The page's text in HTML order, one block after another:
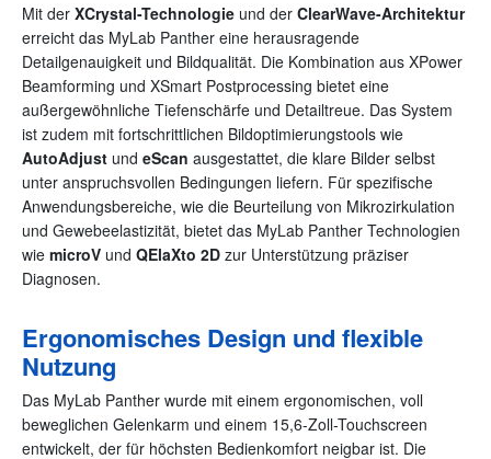
Mit der XCrystal-Technologie und der ClearWave-Architektur
erreicht das MyLab Panther eine herausragende
Detailgenauigkeit und Bildqualität. Die Kombination aus XPower
Beamforming und XSmart Postprocessing bietet eine
außergewöhnliche Tiefenschärfe und Detailtreue. Das System
ist zudem mit fortschrittlichen Bildoptimierungstools wie
AutoAdjust und eScan ausgestattet, die klare Bilder selbst
unter anspruchsvollen Bedingungen liefern. Für spezifische
Anwendungsbereiche, wie die Beurteilung von Mikrozirkulation
und Gewebeelastizität, bietet das MyLab Panther Technologien
wie microV und QElaXto 2D zur Unterstützung präziser
Diagnosen.
Ergonomisches Design und flexible
Nutzung
Das MyLab Panther wurde mit einem ergonomischen, voll
beweglichen Gelenkarm und einem 15,6-Zoll-Touchscreen
entwickelt, der für höchsten Bedienkomfort neigbar ist. Die